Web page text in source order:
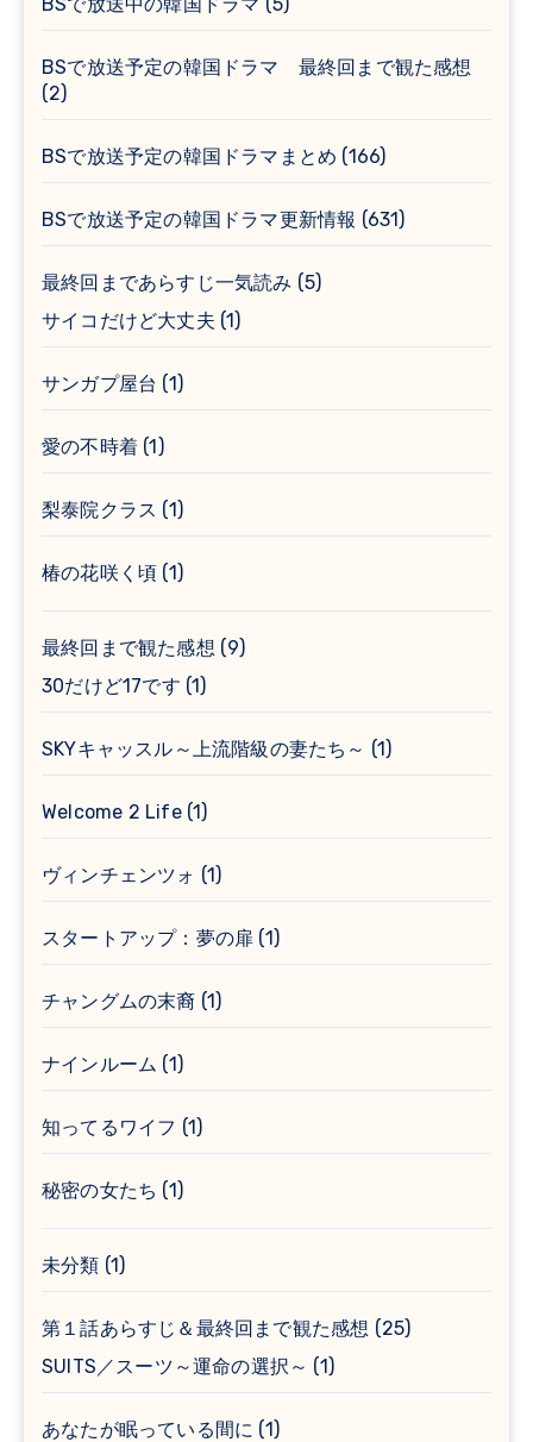
BSで放送予定の韓国ドラマ 最終回まで観た感想
(2)
BSで放送予定の韓国ドラマまとめ (166)
BSで放送予定の韓国ドラマ更新情報 (631)
最終回まであらすじ一気読み (5)
サイコだけど大丈夫 (1)
サンガプ屋台 (1)
愛の不時着 (1)
梨泰院クラス (1)
椿の花咲く頃 (1)
最終回まで観た感想 (9)
30だけど17です (1)
SKYキャッスル～上流階級の妻たち～ (1)
Welcome 2 Life(1)
ヴィンチェンツォ (1)
スタートアップ：夢の扉 (1)
チャングムの末裔 (1)
ナインルーム (1)
知ってるワイフ (1)
秘密の女たち (1)
未分類 (1)
第１話あらすじ＆最終回まで観た感想 (25)
SUITS／スーツ～運命の選択～ (1)
あなたが眠っている間に (1)